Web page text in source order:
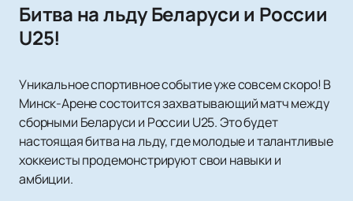
Битва на льду Беларуси и России
U25!
Уникальное спортивное событие уже совсем скоро! В
Минск-Арене состоится захватывающий матч между
сборными Беларуси и России U25. Это будет
настоящая битва на льду, где молодые и талантливые
хоккеисты продемонстрируют свои навыки и
амбиции.